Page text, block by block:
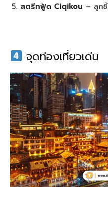
สตรีทฟู้ด Ciqikou – ลูก
จุดท่องเที่ยวเด่น